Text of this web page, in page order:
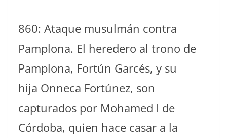
860: Ataque musulmán contra
Pamplona. El heredero al trono de
Pamplona, Fortún Garcés, y su
hija Onneca Fortúnez, son
capturados por Mohamed I de
Córdoba, quien hace casar a la